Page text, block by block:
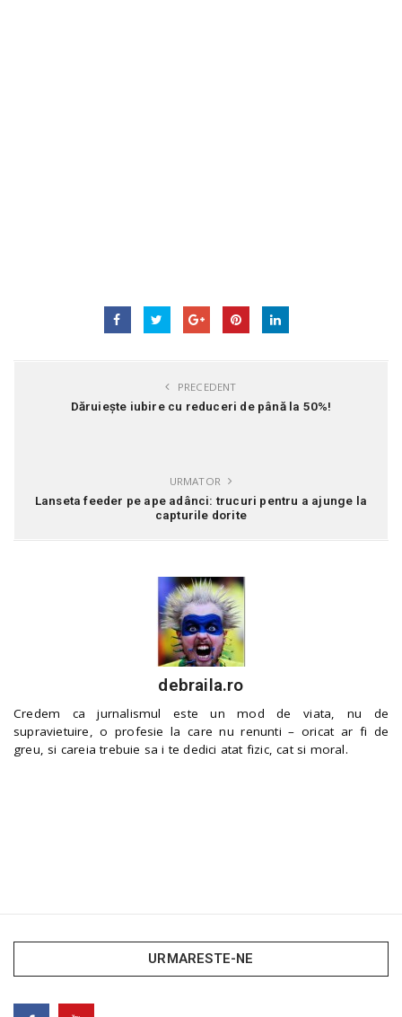
PRECEDENT
Dăruiește iubire cu reduceri de până la 50%!
URMATOR
Lanseta feeder pe ape adânci: trucuri pentru a ajunge la
capturile dorite
debraila.ro
Credem ca jurnalismul este un mod de viata, nu de
supravietuire, o profesie la care nu renunti – oricat ar fi de
greu, si careia trebuie sa i te dedici atat fizic, cat si moral.
URMARESTE-NE